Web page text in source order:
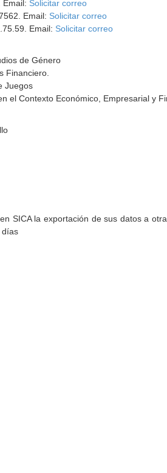
Email: Solicitar correo
Email: Solicitar correo
Email: Solicitar correo
de Género
Financiero.
Juegos
el Contexto Económico, Empresarial y
SICA la exportación de sus datos a
días